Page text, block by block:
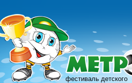
фестиваль детского